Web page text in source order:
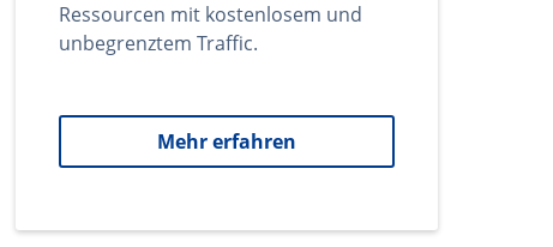
Ressourcen mit kostenlosem und
unbegrenztem Traffic.
Mehr erfahren